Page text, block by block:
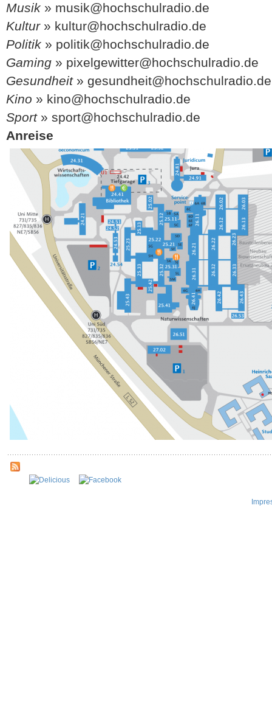
Musik » musik@hochschulradio.de
Kultur» kultur@hochschulradio.de
Politik » politik@hochschulradio.de
Gaming » pixelgewitter@hochschulradio.de
Gesundheit » gesundheit@hochschulradio.de
Kino » kino@hochschulradio.de
Sport » sport@hochschulradio.de
Anreise